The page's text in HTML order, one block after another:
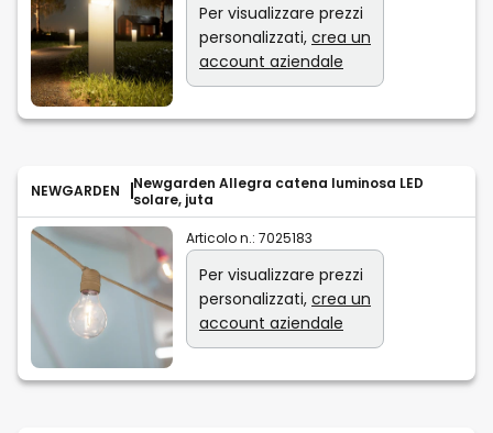
Per visualizzare prezzi
personalizzati, crea un
account aziendale
NEWGARDEN
Newgarden Allegra catena luminosa LED
solare, juta
Articolo n.: 7025183
Per visualizzare prezzi
personalizzati, crea un
account aziendale